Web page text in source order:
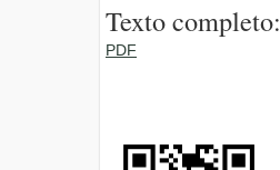
Texto completo:
PDF